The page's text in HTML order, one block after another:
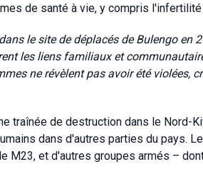
de santé à vie, y compris l'infertilité
le site de déplacés de Bulengo en
les liens familiaux et
nerévèlent pas avoir été violées,
traînée de destruction dans le Nord-
dans d'autres parties du pays.
et d'autres groupes armés –